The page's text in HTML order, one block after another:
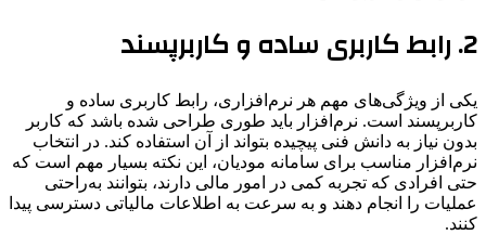
2. رابط کاربری ساده و کاربرپسند
یکی از ویژگی‌های مهم هر نرم‌افزاری، رابط کاربری ساده و
کاربرپسند است. نرم‌افزار باید طوری طراحی شده باشد که کاربر
بدون نیاز به دانش فنی پیچیده بتواند از آن استفاده کند. در انتخاب
نرم‌افزار مناسب برای سامانه مودیان، این نکته بسیار مهم است که
حتی افرادی که تجربه کمی در امور مالی دارند، بتوانند به‌راحتی
عملیات را انجام دهند و به سرعت به اطلاعات مالیاتی دسترسی پیدا
کنند.